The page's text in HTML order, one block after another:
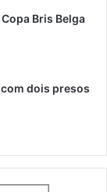
Bris Belga
dois presos